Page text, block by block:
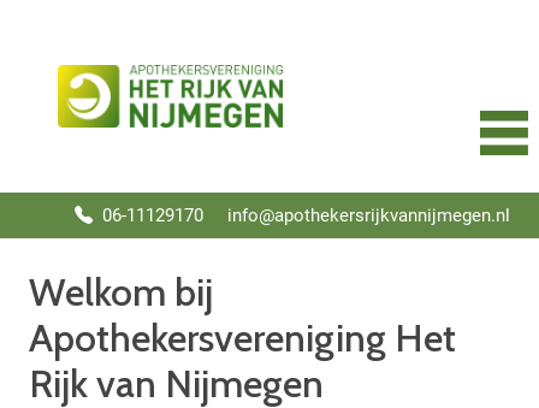
06-11129170 info@apothekersrijkvannijmegen.nl
Welkom bij
Apothekersvereniging Het
Rijk van Nijmegen